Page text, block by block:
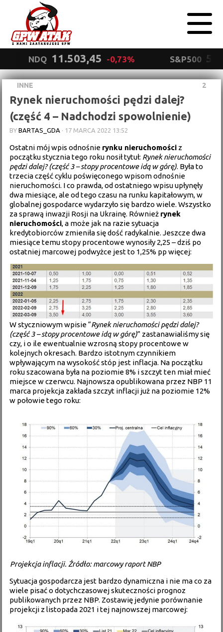
NDQ 11.503,45 -0,73% S&P500
INNE 2
Rynek nieruchomości pędzi dalej?
(część 4 – Nadchodzi spowolnienie)
BYBARTAS_GDA · 17 MARCA 2022 13:52
Ostatni mój wpis odnośnie rynku nieruchomości z
początku stycznia tego roku nosił tytuł: Rynek nieruchomości
pędzi dalej? (część 3 – stopy procentowe idą w górę). Była to
trzecia część cyklu poświęconego wpisom odnośnie
nieruchomości. I co prawda, od ostatniego wpisu upłynęły
dwa miesiące, ale od tego czasu na runku kapitałowym, w
globalnej gospodarce wydarzyło się bardzo wiele. Wszystko
za sprawą inwazji Rosji na Ukrainę. Również rynek
nieruchomości, a może jak na razie sytuacja
kredytobiorców zmieniła się dość radykalnie. Jeszcze dwa
miesiące temu stopy procentowe wynosiły 2,25 – dziś po
ostatniej marcowej podwyżce jest to 1,25% pp więcej:
W styczniowym wpisie “Rynek nieruchomości pędzi dalej?
(część 3 – stopy procentowe idą w górę)” zastanawialiśmy się
czy, i o ile ewentualnie wzrosną stopy procentowe w
kolejnych okresach. Bardzo istotnym czynnikiem
wpływającym na wysokość stóp jest inflacja. Na początku
roku szacowana była na poziomie 8% i szczyt ten miał mieć
miejsce w czerwcu. Najnowsza opublikowana przez NBP 11
marca projekcja zakłada szczyt inflacji już na poziomie 12%
w połowie tego roku:
Projekcja inflacji. Źródło: marcowy raport NBP
Sytuacja gospodarcza jest bardzo dynamiczna i nie ma co za
wiele pisać o dotychczasowej skuteczności prognoz
publikowanych przez NBP. Zostawię jedynie porównanie
projekcji z listopada 2021 i tej najnowszej marcowej:
prywatności
Wyrażam zgodę.